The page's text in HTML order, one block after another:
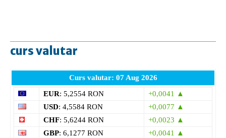
curs valutar
Curs valutar: 07 Aug 2026
EUR: 5,2554 RON
+0,0041 ▲
USD: 4,5584 RON
+0,0077 ▲
CHF: 5,6244 RON
+0,0023 ▲
GBP: 6,1277 RON
+0,0041 ▲